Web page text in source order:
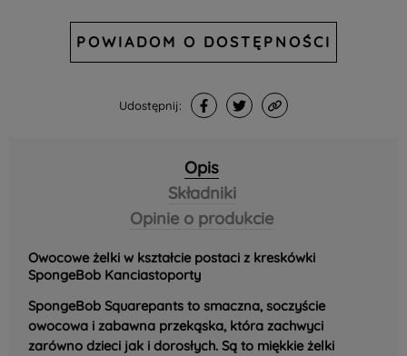
POWIADOM O DOSTĘPNOŚCI
Udostępnij:
Opis
Składniki
Opinie o produkcie
Owocowe żelki w kształcie postaci z kreskówki
SpongeBob Kanciastoporty
SpongeBob Squarepants to smaczna, soczyście
owocowa i zabawna przekąska, która zachwyci
zarówno dzieci jak i dorosłych. Są to miękkie żelki